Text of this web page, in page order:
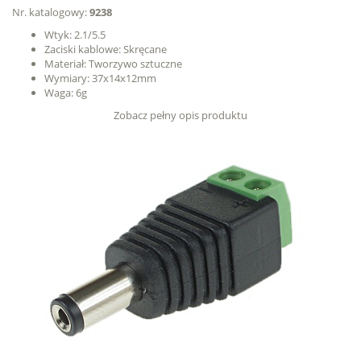
Nr. katalogowy:9238
Wtyk: 2.1/5.5
Zaciski kablowe: Skręcane
Materiał: Tworzywo sztuczne
Wymiary: 37x14x12mm
Waga: 6g
Zobacz pełny opis produktu